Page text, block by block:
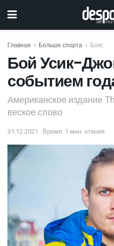
Главная Больше спорта Бокс
Бой Усик-
событием
Американское издание
веское слово
31.12.2021 Время: 1 мин. чтения